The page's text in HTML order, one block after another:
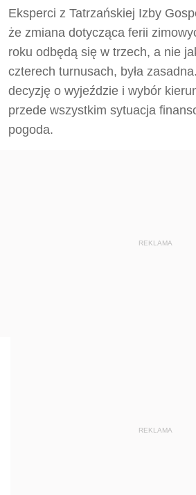
Eksperci z Tatrzańskiej Izby
że zmiana dotycząca ferii
roku odbędą się w trzech, a nie
czterech turnusach, była
decyzję o wyjeździe i wybór
przede wszystkim sytuacja
pogoda.
REKLAMA
REKLAMA